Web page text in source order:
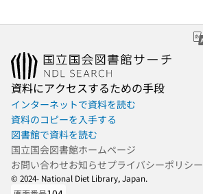
資料にアクセスするための手段
インターネットで資料を読む
資料のコピーを入手する
図書館で資料を読む
国立国会図書館ホームページ
お問い合わせお知らせプライバシーポリシー
© 2024- National Diet Library, Japan.